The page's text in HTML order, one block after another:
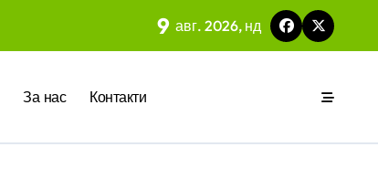
9 авг. 2026, нд
За нас Контакти